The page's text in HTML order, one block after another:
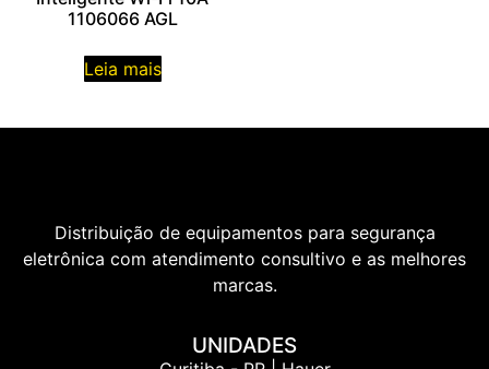
1106066 AGL
Leia mais
Distribuição de equipamentos para segurança
eletrônica com atendimento consultivo e as melhores
marcas.
UNIDADES